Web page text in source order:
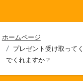
ホームページ
プレゼント受け取って
でくれますか？